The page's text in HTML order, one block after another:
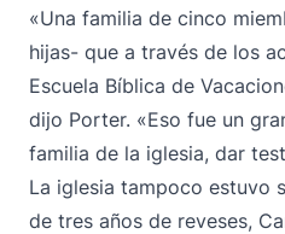
«Una familia de cinco
hijas- que a través de los
Escuela Bíblica de
dijo Porter. «Eso fue un
familia de la iglesia, dar
La iglesia tampoco estuvo
de tres años de reveses,